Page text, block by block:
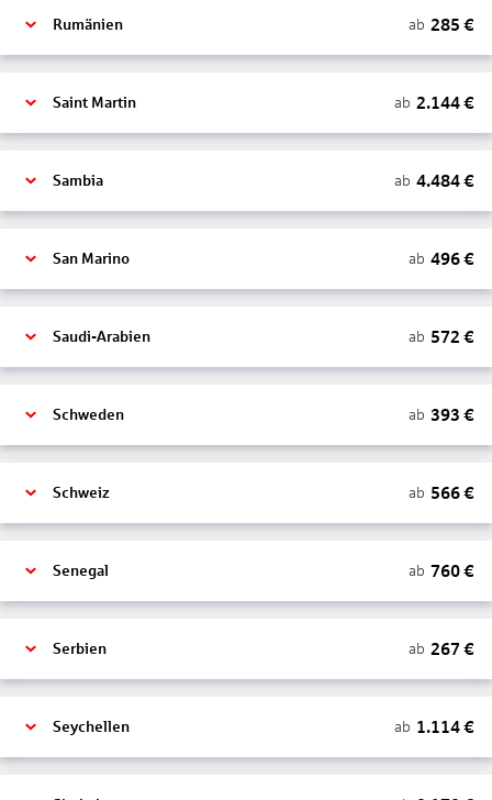
Rumänien ab 285 €
Saint Martin ab 2.144€
Sambia ab 4.484€
San Marino ab 496€
Saudi-Arabien ab 572 €
Schweden ab 393 €
Schweiz ab 566€
Senegal ab 760€
Serbien ab 267 €
Seychellen ab 1.114€